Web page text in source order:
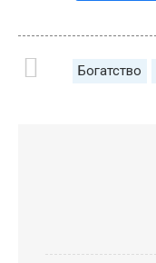
Богатство